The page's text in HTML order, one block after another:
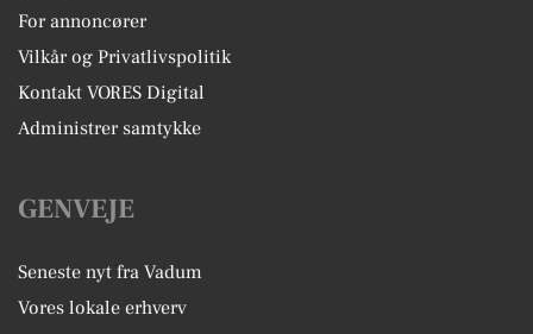
For annoncører
Vilkår og Privatlivspolitik
Kontakt VORES Digital
Administrer samtykke
GENVEJE
Seneste nyt fra Vadum
Vores lokale erhverv